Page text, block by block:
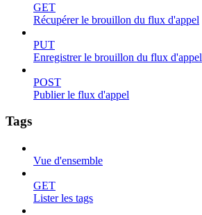
GET
Récupérer le brouillon du flux d'appel
PUT
Enregistrer le brouillon du flux d'appel
POST
Publier le flux d'appel
Tags
Vue d'ensemble
GET
Lister les tags